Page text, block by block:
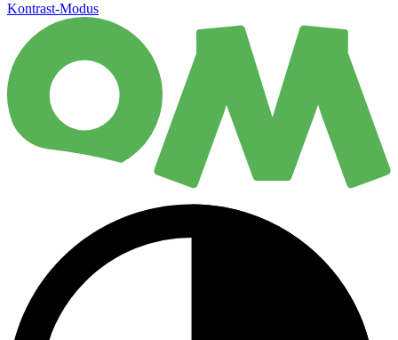
Kontrast-Modus